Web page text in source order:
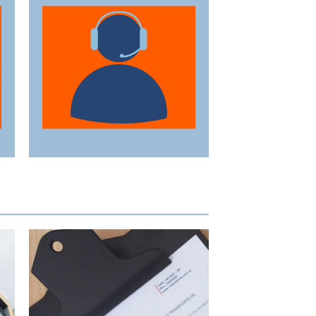
finalización de la
mudanza, se ofrece un
servicio al cliente
excepcional,
adaptándose a sus
necesidades